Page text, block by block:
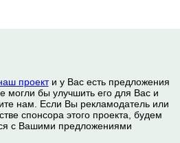
проекти у Вас есть предложения
могли бы улучшить его для Вас и
нам. Если Вы рекламодатель или
спонсора этого проекта, будем
с Вашими предложениями